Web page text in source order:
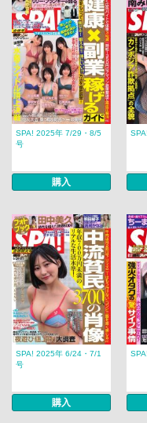
SPA! 2025年 7/29・8/5
号
購入
SPA! 2025年 6/24・7/1
号
購入